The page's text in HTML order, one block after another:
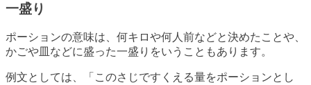
一盛り
ポーションの意味は、何キロや何人前などと決めたことや、
かごや皿などに盛った一盛りをいうこともあります。
例文としては、「このさじですくえる量をポーションとし